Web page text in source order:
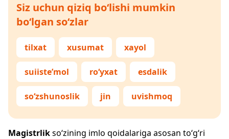
Siz uchun qiziq bo‘lishi mumkin
bo‘lgan so‘zlar
tilxat xusumat xayol
suiiste’mol ro‘yxat esdalik
so‘zshunoslik jin uvishmoq
Magistrlikso‘zining imlo qoidalariga asosan to‘g‘ri